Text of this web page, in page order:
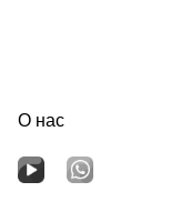
О нас